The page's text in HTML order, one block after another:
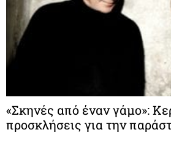
«Σκηνές από έναν γάμο»:
προσκλήσεις για την